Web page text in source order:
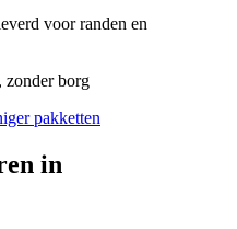
voor randen en
zonder borg
pakketten
in